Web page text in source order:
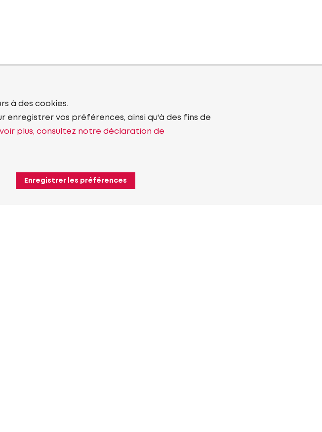
à des cookies.
enregistrer vos préférences, ainsi qu'à des fins de
plus, consultez notre déclaration de
Enregistrer les préférences